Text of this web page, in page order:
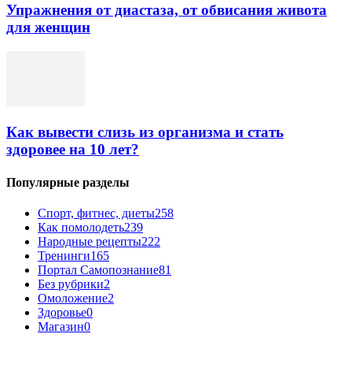
Упражнения от диастаза, от обвисания живота
для женщин
Как вывести слизь из организма и стать
здоровее на 10 лет?
Популярные разделы
Спорт, фитнес, диеты258
Как помолодеть239
Народные рецепты222
Тренинги165
Портал Самопознание81
Без рубрики2
Омоложение2
Здоровье0
Магазин0